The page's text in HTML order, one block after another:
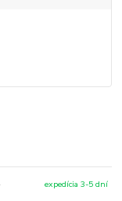
expedícia 3-5 dní